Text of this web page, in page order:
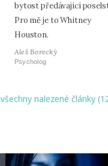
bytost předávající
Pro mě je to Whitney
Houston.
Aleš Borecký
Psycholog
všechny nalezené články